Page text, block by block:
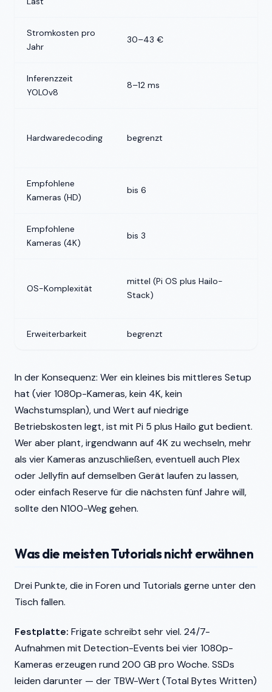
Stromkosten pro
Jahr
30–43 €
Inferenzzeit
YOLOv8
8–12 ms
Hardwaredecoding begrenzt
Empfohlene
Kameras (HD)
bis 6
Empfohlene
Kameras (4K)
bis 3
OS-Komplexität
mittel (Pi OS plus Hailo-
Stack)
Erweiterbarkeit begrenzt
In der Konsequenz: Wer ein kleines bis mittleres Setup
hat (vier 1080p-Kameras, kein 4K, kein
Wachstumsplan), und Wert auf niedrige
Betriebskosten legt, ist mit Pi 5 plus Hailo gut bedient.
Wer aber plant, irgendwann auf 4K zu wechseln, mehr
als vier Kameras anzuschließen, eventuell auch Plex
oder Jellyfin auf demselben Gerät laufen zu lassen,
oder einfach Reserve für die nächsten fünf Jahre will,
sollte den N100-Weg gehen.
Was die meisten Tutorials nicht erwähnen
Drei Punkte, die in Foren und Tutorials gerne unter den
Tisch fallen.
Festplatte: Frigate schreibt sehr viel. 24/7-
Aufnahmen mit Detection-Events bei vier 1080p-
Kameras erzeugen rund 200 GB pro Woche. SSDs
leiden darunter — der TBW-Wert (Total Bytes Written)